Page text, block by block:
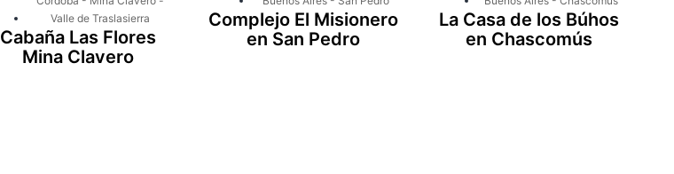
Valle de Traslasierra
Cabaña Las Flores
Mina Clavero
Complejo El Misionero
en San Pedro
La Casa de los Búhos
en Chascomús